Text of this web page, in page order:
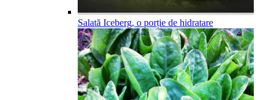
Salată Iceberg, o porție de hidratare